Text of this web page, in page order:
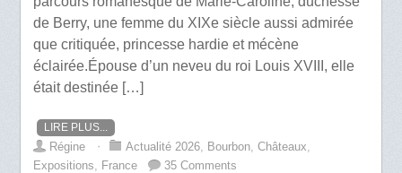
de Berry, une femme du XIXe siècle aussi admirée
que critiquée, princesse hardie et mécène
éclairée.Épouse d’un neveu du roi Louis XVIII, elle
était destinée […]
LIRE PLUS...
Régine ⋅ Actualité 2026 Bourbon ,Châteaux
Expositions
France 35 Comments